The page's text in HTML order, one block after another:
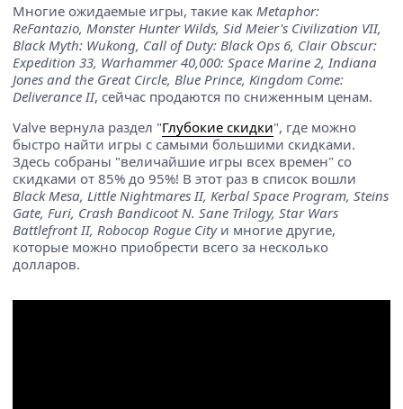
Многие ожидаемые игры, такие как Metaphor:
ReFantazio, Monster Hunter Wilds, Sid Meier's Civilization VII,
Black Myth: Wukong, Call of Duty: Black Ops 6, Clair Obscur:
Expedition 33, Warhammer 40,000: Space Marine 2, Indiana
Jones and the Great Circle, Blue Prince, Kingdom Come:
Deliverance II, сейчас продаются по сниженным ценам.
Valve вернула раздел "Глубокие скидки", где можно
быстро найти игры с самыми большими скидками.
Здесь собраны "величайшие игры всех времен" со
скидками от 85% до 95%! В этот раз в список вошли
Black Mesa, Little Nightmares II, Kerbal Space Program, Steins
Gate, Furi, Crash Bandicoot N. Sane Trilogy, Star Wars
Battlefront II, Robocop Rogue Cityи многие другие,
которые можно приобрести всего за несколько
долларов.